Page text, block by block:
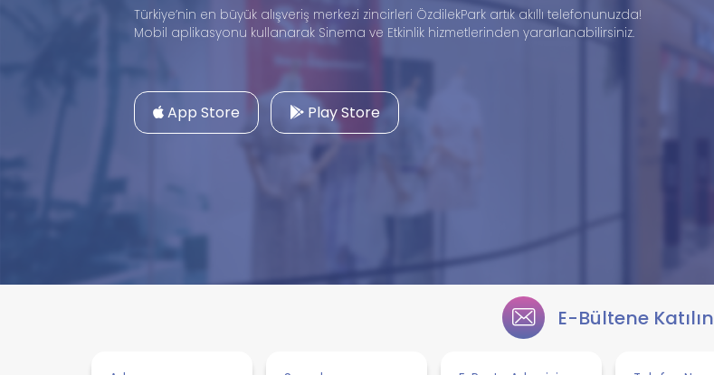
Türkiye’nin en büyük alışveriş merkezi zincirleri ÖzdilekPark artık akıllı telefonunuzda!
Mobil aplikasyonu kullanarak Sinema ve Etkinlik hizmetlerinden yararlanabilirsiniz.
App Store Play Store
E-Bültene Katılın